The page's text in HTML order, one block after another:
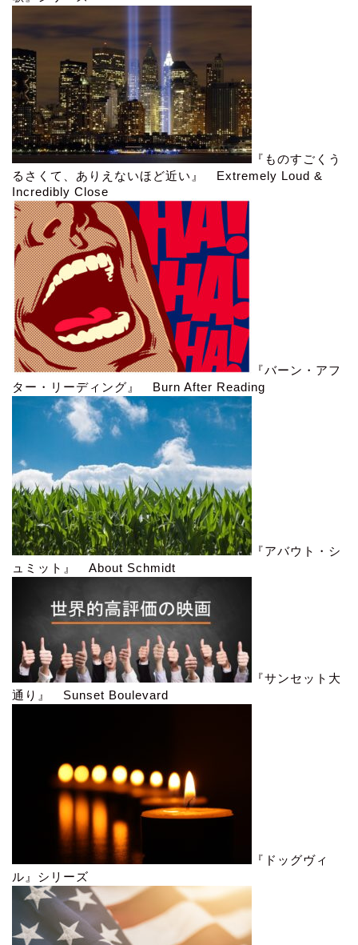
『ものすごくう
るさくて、ありえないほど近い』 Extremely Loud &
Incredibly Close
『バーン・アフ
ター・リーディング』 Burn After Reading
『アバウト・シ
ュミット』 About Schmidt
『サンセット大
通り』 Sunset Boulevard
『ドッグヴィ
ル』シリーズ